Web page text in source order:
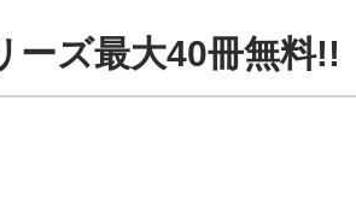
ーズ最大40冊無料!!